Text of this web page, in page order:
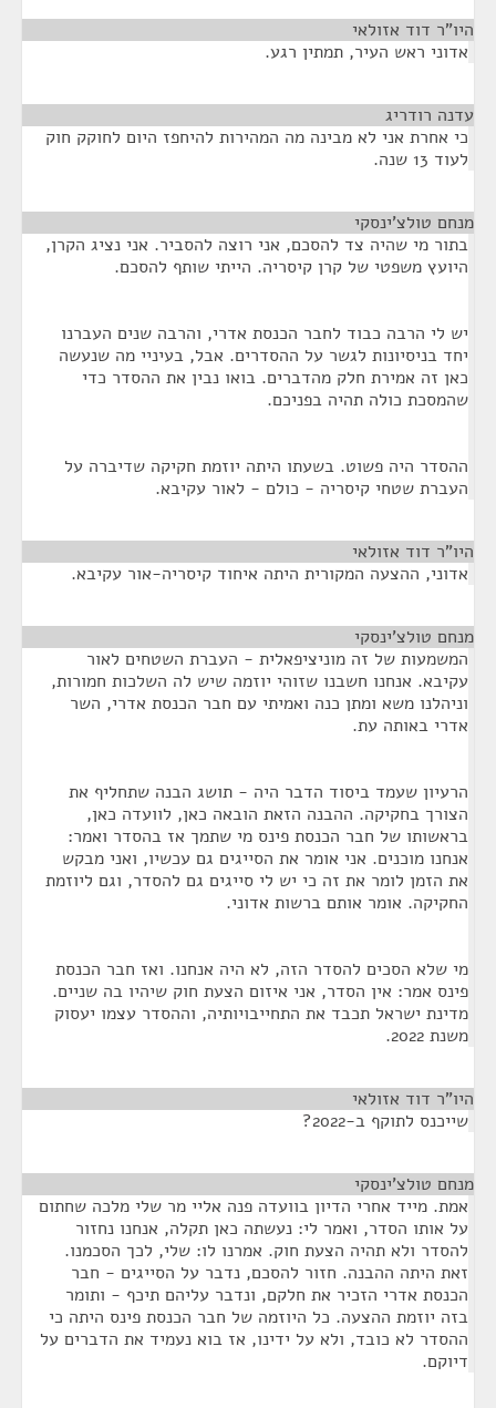
היו"ר דוד אזולאי
אדוני ראש העיר, תמתין רגע.
עדנה רודריג
כי אחרת אני לא מבינה מה המהירות להיחפז היום לחוקק חוק
לעוד 13 שנה.
מנחם טולצ'ינסקי
בתור מי שהיה צד להסכם, אני רוצה להסביר. אני נציג הקרן,
היועץ משפטי של קרן קיסריה. הייתי שותף להסכם.
יש לי הרבה כבוד לחבר הכנסת אדרי, והרבה שנים העברנו
יחד בניסיונות לגשר על ההסדרים. אבל, בעיניי מה שנעשה
כאן זה אמירת חלק מהדברים. בואו נבין את ההסדר כדי
שהמסכת כולה תהיה בפניכם.
ההסדר היה פשוט. בשעתו היתה יוזמת חקיקה שדיברה על
העברת שטחי קיסריה - כולם - לאור עקיבא.
היו"ר דוד אזולאי
אדוני, ההצעה המקורית היתה איחוד קיסריה-אור עקיבא.
מנחם טולצ'ינסקי
המשמעות של זה מוניציפאלית - העברת השטחים לאור
עקיבא. אנחנו חשבנו שזוהי יוזמה שיש לה השלכות חמורות,
וניהלנו משא ומתן כנה ואמיתי עם חבר הכנסת אדרי, השר
אדרי באותה עת.
הרעיון שעמד ביסוד הדבר היה - תושג הבנה שתחליף את
הצורך בחקיקה. ההבנה הזאת הובאה כאן, לוועדה כאן,
בראשותו של חבר הכנסת פינס מי שתמך אז בהסדר ואמר:
אנחנו מוכנים. אני אומר את הסייגים גם עכשיו, ואני מבקש
את הזמן לומר את זה כי יש לי סייגים גם להסדר, וגם ליוזמת
החקיקה. אומר אותם ברשות אדוני.
מי שלא הסכים להסדר הזה, לא היה אנחנו. ואז חבר הכנסת
פינס אמר: אין הסדר, אני איזום הצעת חוק שיהיו בה שניים.
מדינת ישראל תכבד את התחייבויותיה, וההסדר עצמו יעסוק
משנת 2022.
היו"ר דוד אזולאי
שייכנס לתוקף ב-2022?
מנחם טולצ'ינסקי
אמת. מייד אחרי הדיון בוועדה פנה אליי מר שלי מלכה שחתום
על אותו הסדר, ואמר לי: נעשתה כאן תקלה, אנחנו נחזור
להסדר ולא תהיה הצעת חוק. אמרנו לו: שלי, לכך הסכמנו.
זאת היתה ההבנה. חזור להסכם, נדבר על הסייגים - חבר
הכנסת אדרי הזכיר את חלקם, ונדבר עליהם תיכף - ותומר
בזה יוזמת ההצעה. כל היוזמה של חבר הכנסת פינס היתה כי
ההסדר לא כובד, ולא על ידינו, אז בוא נעמיד את הדברים על
דיוקם.